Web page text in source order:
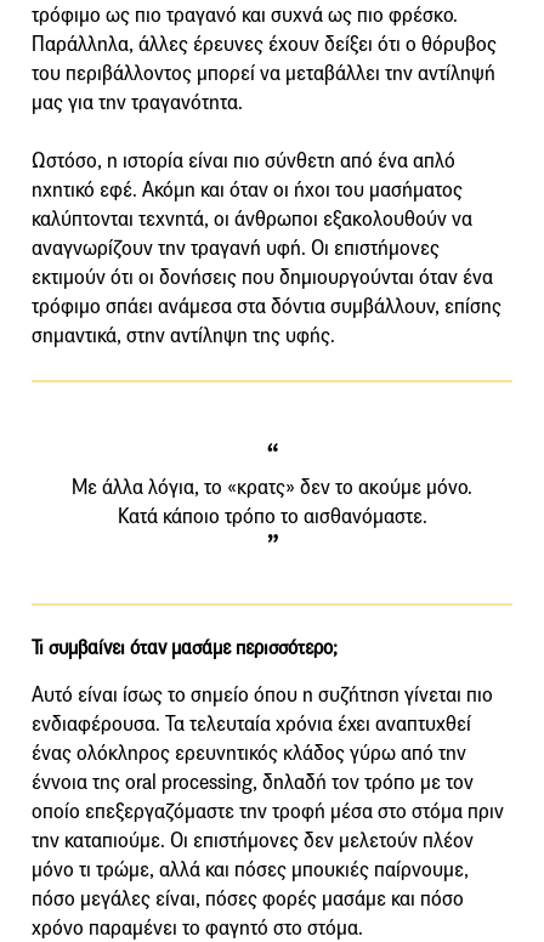
τρόφιμο ως πιο τραγανό και συχνά ως πιο φρέσκο.
Παράλληλα, άλλες έρευνες έχουν δείξει ότι ο θόρυβος
του περιβάλλοντος μπορεί να μεταβάλλει την αντίληψή
μας για την τραγανότητα.
Ωστόσο, η ιστορία είναι πιο σύνθετη από ένα απλό
ηχητικό εφέ. Ακόμη και όταν οι ήχοι του μασήματος
καλύπτονται τεχνητά, οι άνθρωποι εξακολουθούν να
αναγνωρίζουν την τραγανή υφή. Οι επιστήμονες
εκτιμούν ότι οι δονήσεις που δημιουργούνται όταν ένα
τρόφιμο σπάει ανάμεσα στα δόντια συμβάλλουν, επίσης
σημαντικά, στην αντίληψη της υφής.
Με άλλα λόγια, το «κρατς» δεν το ακούμε μόνο.
Κατά κάποιο τρόπο το αισθανόμαστε.
Τι συμβαίνει όταν μασάμε περισσότερο;
Αυτό είναι ίσως το σημείο όπου η συζήτηση γίνεται πιο
ενδιαφέρουσα. Τα τελευταία χρόνια έχει αναπτυχθεί
ένας ολόκληρος ερευνητικός κλάδος γύρω από την
έννοια της oral processing, δηλαδή τον τρόπο με τον
οποίο επεξεργαζόμαστε την τροφή μέσα στο στόμα πριν
την καταπιούμε. Οι επιστήμονες δεν μελετούν πλέον
μόνο τι τρώμε, αλλά και πόσες μπουκιές παίρνουμε,
πόσο μεγάλες είναι, πόσες φορές μασάμε και πόσο
χρόνο παραμένει το φαγητό στο στόμα.